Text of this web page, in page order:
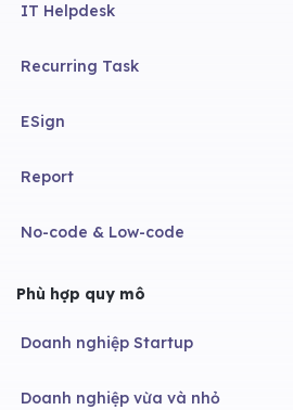
IT Helpdesk
Recurring Task
ESign
Report
No-code & Low-code
Phù hợp quy mô
Doanh nghiệp Startup
Doanh nghiệp vừa và nhỏ